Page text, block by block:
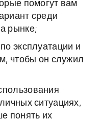
помогут вам
среди
рынке;
эксплуатации и
чтобы он служил
ситуациях,
понять их